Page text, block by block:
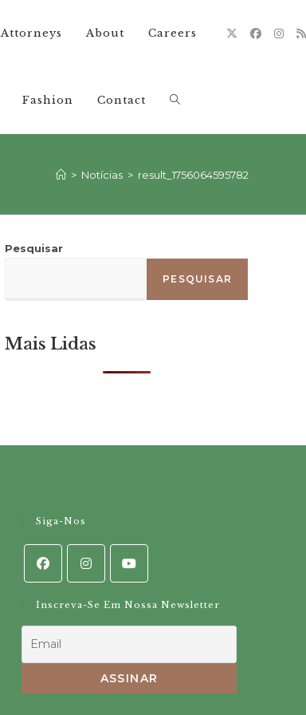
Attorneys About Careers
Fashion Contact Alternar
site
> Notícias > result_1756064595782
Pesquisar
PESQUISAR
Mais Lidas
Siga-Nos
Inscreva-Se Em Nossa Newsletter